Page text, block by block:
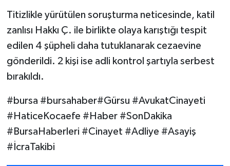
Titizlikle yürütülen soruşturma neticesinde, katil
zanlısı Hakkı Ç. ile birlikte olaya karıştığı tespit
edilen 4 şüpheli daha tutuklanarak cezaevine
gönderildi. 2 kişi ise adli kontrol şartıyla serbest
bırakıldı.
#bursa #bursahaber#Gürsu #AvukatCinayeti
#HaticeKocaefe #Haber #SonDakika
#BursaHaberleri #Cinayet #Adliye #Asayiş
#İcraTakibi